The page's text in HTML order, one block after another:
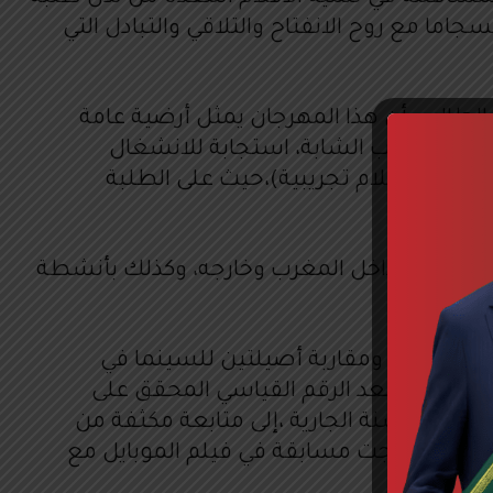
مع روح الانفتاح والتلاقي والتبادل التي
أن هذا المهرجان يمثل أرضية عامة
المواهب الشابة، استجابة للانشغال
وأفلام تجريبية)،حيث على الطلبة
من داخل المغرب وخارجه، وكذلك بأنشطة
رؤية ومقاربة أصيلتين للسينما في
للطلبة. فبعد الرقم القياسي المحقق على
5000 متفرج)، يتطلع المنظمون، برسم هذه السنة الجارية ،إلى متابعة مكثفة من
وبرمجت مسابقة في فيلم الموبايل مع